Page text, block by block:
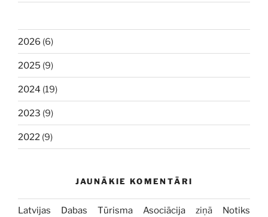
2026 (6)
2025 (9)
2024 (19)
2023 (9)
2022 (9)
JAUNĀKIE KOMENTĀRI
Latvijas Dabas Tūrisma Asociācija ziņā
Notiks